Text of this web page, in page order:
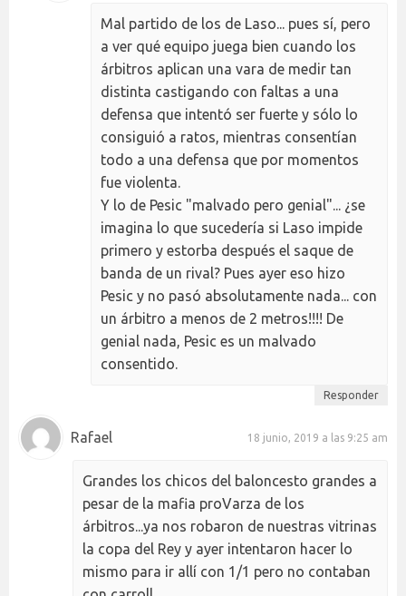
Mal partido de los de Laso... pues sí, pero
a ver qué equipo juega bien cuando los
árbitros aplican una vara de medir tan
distinta castigando con faltas a una
defensa que intentó ser fuerte y sólo lo
consiguió a ratos, mientras consentían
todo a una defensa que por momentos
fue violenta.
Y lo de Pesic "malvado pero genial"... ¿se
imagina lo que sucedería si Laso impide
primero y estorba después el saque de
banda de un rival? Pues ayer eso hizo
Pesic y no pasó absolutamente nada... con
un árbitro a menos de 2 metros!!!! De
genial nada, Pesic es un malvado
consentido.
Responder
Rafael 18 junio, 2019 a las 9:25 am
Grandes los chicos del baloncesto grandes a
pesar de la mafia proVarza de los
árbitros...ya nos robaron de nuestras vitrinas
la copa del Rey y ayer intentaron hacer lo
mismo para ir allí con 1/1 pero no contaban